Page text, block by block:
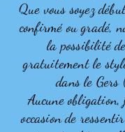
Que vous soyez
confirmé ou gradé,
la possibilité
gratuitement le
dans le Gers
Aucune obligation,
occasion de